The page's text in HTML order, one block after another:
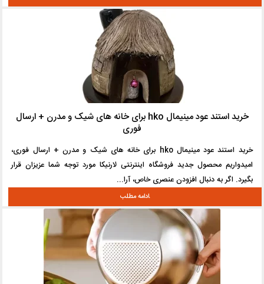
خرید استند عود مینیمال hko برای خانه های شیک و مدرن + ارسال
فوری
خرید استند عود مینیمال hko برای خانه های شیک و مدرن + ارسال فوری،
امیدواریم محصول جدید فروشگاه اینترنتی لارنیکا مورد توجه شما عزیزان قرار
بگیرد. اگر به دنبال افزودن عنصری خاص، آرا...